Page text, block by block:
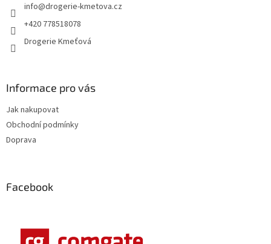
info@drogerie-kmetova.cz
+420 778518078
Drogerie Kmeťová
Informace pro vás
Jak nakupovat
Obchodní podmínky
Doprava
Facebook